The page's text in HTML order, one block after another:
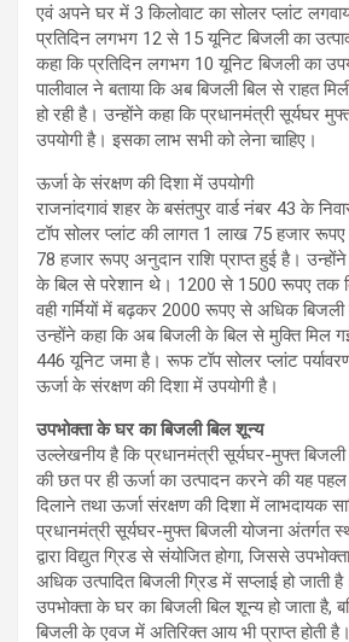
एवं अपने घर में 3 किलोवाट का सोलर प्लांट
प्रतिदिन लगभग 12 से 15 यूनिट बिजली का
कहा कि प्रतिदिन लगभग 10 यूनिट बिजली का
पालीवाल ने बताया कि अब बिजली बिल से राहत
हो रही है। उन्होंने कहा कि प्रधानमंत्री सूर्यघर
उपयोगी है। इसका लाभ सभी को लेना चाहिए।
ऊर्जा के संरक्षण की दिशा में उपयोगी
राजनांदगावं शहर के बसंतपुर वार्ड नंबर 43 के
टॉप सोलर प्लांट की लागत 1 लाख 75 हजार
78 हजार रूपए अनुदान राशि प्राप्त हुई है।
के बिल से परेशान थे। 1200 से 1500 रूपए तक
वही गर्मियों में बढ़कर 2000 रूपए से अधिक बिजली
उन्होंने कहा कि अब बिजली के बिल से मुक्ति मिल
446 यूनिट जमा है। रूफ टॉप सोलर प्लांट
ऊर्जा के संरक्षण की दिशा में उपयोगी है।
उपभोक्ता के घर का बिजली बिल शून्य
उल्लेखनीय है कि प्रधानमंत्री सूर्यघर-मुफ्त
की छत पर ही ऊर्जा का उत्पादन करने की यह
दिलाने तथा ऊर्जा संरक्षण की दिशा में लाभदायक
प्रधानमंत्री सूर्यघर-मुफ्त बिजली योजना अंतर्गत
द्वारा विद्युत ग्रिड से संयोजित होगा, जिससे
अधिक उत्पादित बिजली ग्रिड में सप्लाई हो
उपभोक्ता के घर का बिजली बिल शून्य हो जाता है,
बिजली के एवज में अतिरिक्त आय भी प्राप्त होती है।